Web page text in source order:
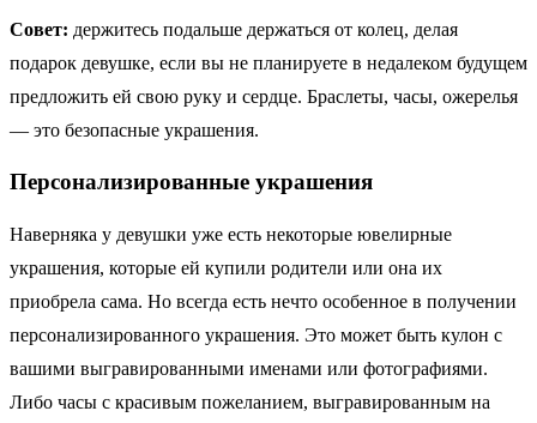
Совет: держитесь подальше держаться от колец, делая
подарок девушке, если вы не планируете в недалеком будущем
предложить ей свою руку и сердце. Браслеты, часы, ожерелья
— это безопасные украшения.
Персонализированные украшения
Наверняка у девушки уже есть некоторые ювелирные
украшения, которые ей купили родители или она их
приобрела сама. Но всегда есть нечто особенное в получении
персонализированного украшения. Это может быть кулон с
вашими выгравированными именами или фотографиями.
Либо часы с красивым пожеланием, выгравированным на